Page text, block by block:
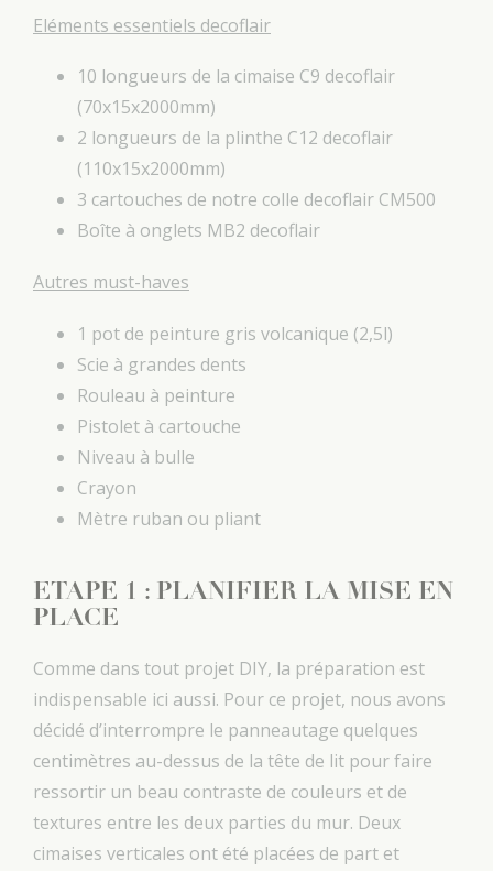
Eléments essentiels decoflair
10 longueurs de la cimaise C9 decoflair
(70x15x2000mm)
2 longueurs de la plinthe C12 decoflair
(110x15x2000mm)
3 cartouches de notre colle decoflair CM500
Boîte à onglets MB2 decoflair
Autres must-haves
1 pot de peinture gris volcanique (2,5l)
Scie à grandes dents
Rouleau à peinture
Pistolet à cartouche
Niveau à bulle
Crayon
Mètre ruban ou pliant
ETAPE 1 : PLANIFIER LA MISE EN
PLACE
Comme dans tout projet DIY, la préparation est
indispensable ici aussi. Pour ce projet, nous avons
décidé d’interrompre le panneautage quelques
centimètres au-dessus de la tête de lit pour faire
ressortir un beau contraste de couleurs et de
textures entre les deux parties du mur. Deux
cimaises verticales ont été placées de part et